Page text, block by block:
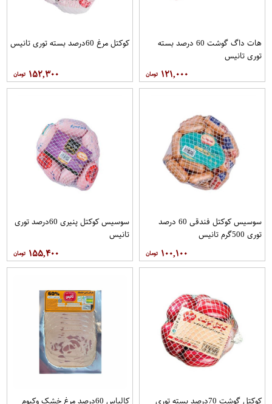
هات داگ گوشت 60 درصد بسته
توری تانیس
۱۲۱,۰۰۰
کوکتل مرغ 60درصد بسته توری تانیس
۱۵۲,۳۰۰
سوسیس کوکتل فندقی 60 درصد
توری 500گرم تانیس
۱۰۰,۱۰۰
سوسیس کوکتل پنیری 60درصد توری
تانیس
۱۵۵,۴۰۰
کوکتل گوشت 70درصد بسته توری
کالباس 60درصد مرغ خشک وکیوم